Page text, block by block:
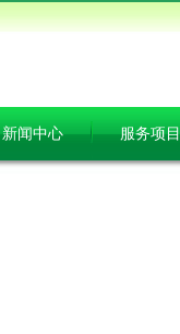
新闻中心 服务项目